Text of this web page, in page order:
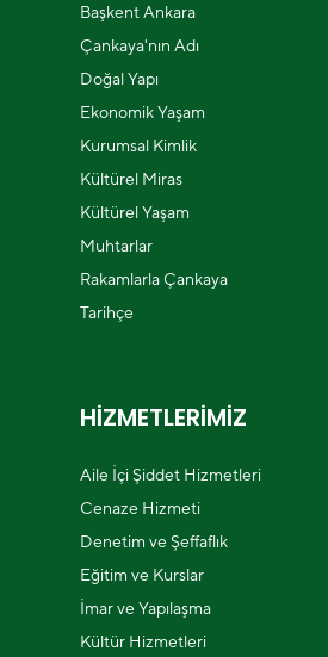
Başkent Ankara
Çankaya'nın Adı
Doğal Yapı
Ekonomik Yaşam
Kurumsal Kimlik
Kültürel Miras
Kültürel Yaşam
Muhtarlar
Rakamlarla Çankaya
Tarihçe
HİZMETLERİMİZ
Aile İçi Şiddet Hizmetleri
Cenaze Hizmeti
Denetim ve Şeffaflık
Eğitim ve Kurslar
İmar ve Yapılaşma
Kültür Hizmetleri